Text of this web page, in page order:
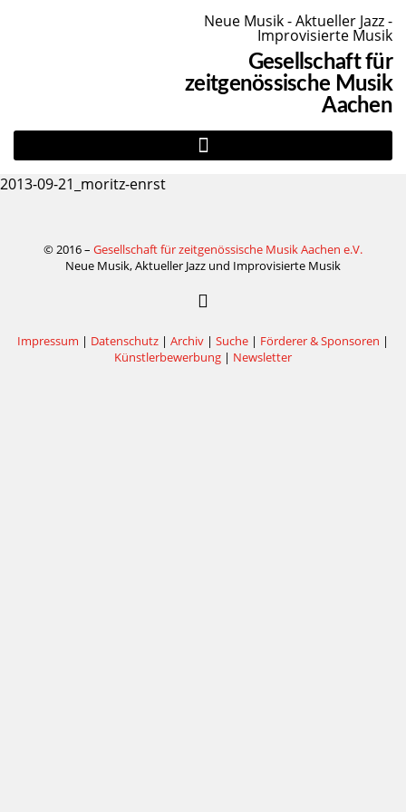
Neue Musik - Aktueller Jazz -
Improvisierte Musik
Gesellschaft für
zeitgenössische Musik
Aachen
2013-09-21_moritz-enrst
© 2016 – Gesellschaft für zeitgenössische Musik Aachen e.V.
Neue Musik, Aktueller Jazz und Improvisierte Musik
Impressum | Datenschutz | Archiv | Suche | Förderer & Sponsoren |
Künstlerbewerbung | Newsletter